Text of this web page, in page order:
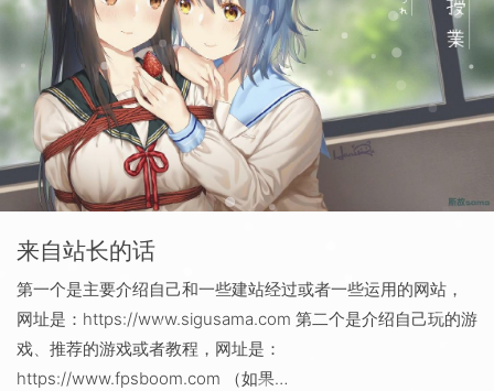
来自站长的话
第一个是主要介绍自己和一些建站经过或者一些运用的网站，
网址是：https://www.sigusama.com 第二个是介绍自己玩的游
戏、推荐的游戏或者教程，网址是：
https://www.fpsboom.com （如果…